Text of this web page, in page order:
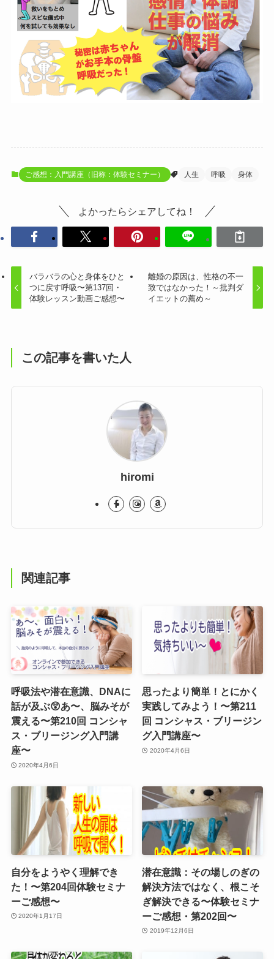
ご感想：入門講座（旧称：体験セミナー） 人生 呼吸 身体
よかったらシェアしてね！
バラバラの心と身体をひと
つに戻す呼吸〜第137回・
体験レッスン動画ご感想〜
離婚の原因は、性格の不一
致ではなかった！～批判ダ
イエットの薦め～
この記事を書いた人
hiromi
関連記事
呼吸法や潜在意識、DNAに
話が及ぶ😲あ〜、脳みそが
震える〜第210回 コンシャ
ス・ブリージング入門講
座〜
2020年4月6日
思ったより簡単！とにかく
実践してみよう！〜第211
回 コンシャス・ブリージン
グ入門講座〜
2020年4月6日
自分をようやく理解でき
た！〜第204回体験セミナ
ーご感想〜
2020年1月17日
潜在意識：その場しのぎの
解決方法ではなく、根こそ
ぎ解決できる〜体験セミナ
ーご感想・第202回〜
2019年12月6日